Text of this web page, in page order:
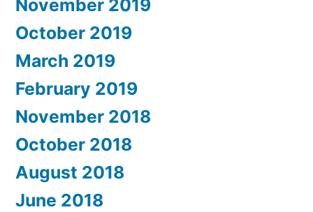
November 2019
October 2019
March 2019
February 2019
November 2018
October 2018
August 2018
June 2018